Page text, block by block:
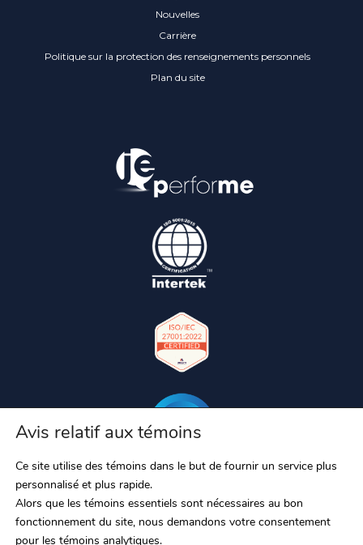
Nouvelles
Carrière
Politique sur la protection des renseignements personnels
Plan du site
Avis relatif aux témoins
Ce site utilise des témoins dans le but de fournir un service plus
personnalisé et plus rapide.
Alors que les témoins essentiels sont nécessaires au bon
fonctionnement du site, nous demandons votre consentement
pour les témoins analytiques.